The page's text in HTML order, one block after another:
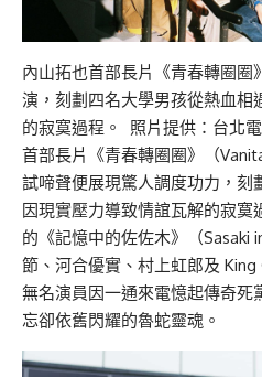
內山拓也首部長片《青春轉圈圈
演，刻劃四名大學男孩從熱血相
的寂寞過程。 照片提供：台北
首部長片《青春轉圈圈》（
試啼聲便展現驚人調度功力，刻
因現實壓力導致情誼瓦解的寂
的《記憶中的佐佐木》（Sasaki
節、河合優實、村上虹郎及
無名演員因一通來電憶起傳奇死
忘卻依舊閃耀的魯蛇靈魂。